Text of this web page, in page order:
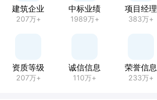
建筑企业
207万+
中标业绩
1989万+
项目经理
383万+
资质等级
207万+
诚信信息
110万+
荣誉信息
233万+